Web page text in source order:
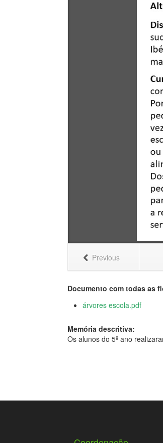
Previous
Documento com todas as
árvores escola.pdf
Memória descritiva:
Os alunos do 5º ano